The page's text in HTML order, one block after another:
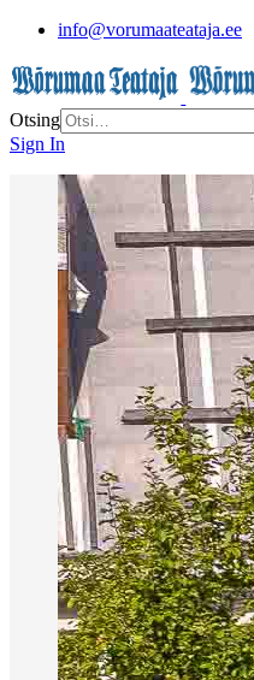
info@vorumaateataja.ee
Otsing
Sign In